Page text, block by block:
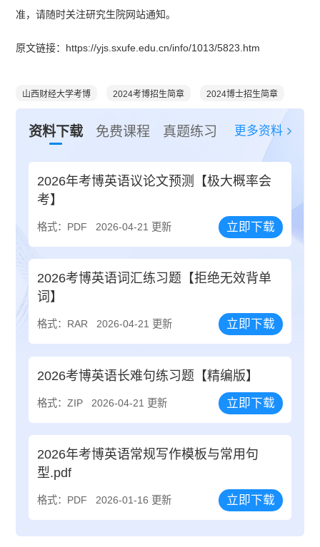
准，请随时关注研究生院网站通知。
原文链接：https://yjs.sxufe.edu.cn/info/1013/5823.htm
山西财经大学考博 2024考博招生简章 2024博士招生简章
资料下载 免费课程 真题练习 更多资料
2026年考博英语议论文预测【极大概率会
考】
格式：PDF 2026-04-21 更新 立即下载
2026考博英语词汇练习题【拒绝无效背单
词】
格式：RAR 2026-04-21 更新 立即下载
2026考博英语长难句练习题【精编版】
格式：ZIP 2026-04-21 更新 立即下载
2026年考博英语常规写作模板与常用句
型.pdf
格式：PDF 2026-01-16 更新 立即下载